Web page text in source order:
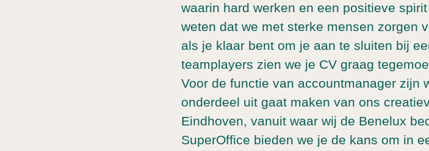
waarin hard werken en een positieve
weten dat we met sterke mensen zorgen
als je klaar bent om je aan te sluiten bij
teamplayers zien we je CV graag
Voor de functie van accountmanager zijn
onderdeel uit gaat maken van ons
Eindhoven, vanuit waar wij de Benelux
SuperOffice bieden we je de kans om in